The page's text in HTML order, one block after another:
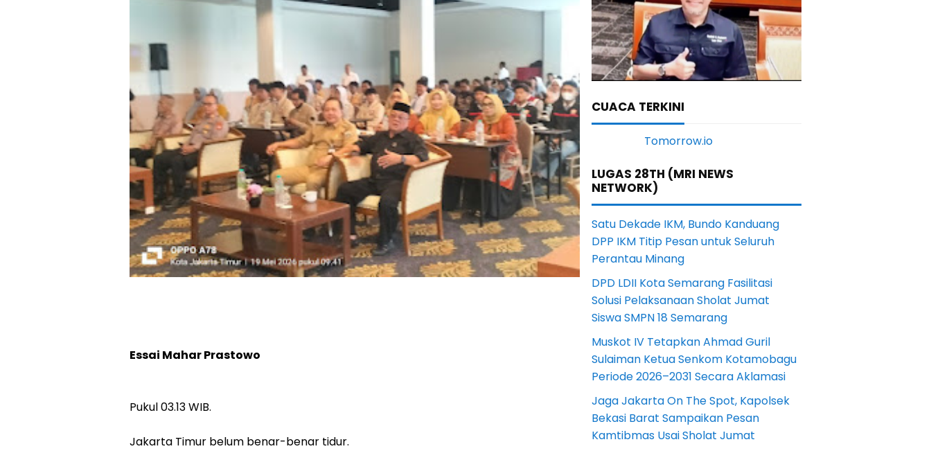
Essai Mahar Prastowo
Pukul 03.13 WIB.
Jakarta Timur belum benar-benar tidur.
CUACA TERKINI
LUGAS 28TH (MRI NEWS
NETWORK)
Satu Dekade IKM, Bundo Kanduang
DPP IKM Titip Pesan untuk Seluruh
Perantau Minang
DPD LDII Kota Semarang Fasilitasi
Solusi Pelaksanaan Sholat Jumat
Siswa SMPN 18 Semarang
Muskot IV Tetapkan Ahmad Guril
Sulaiman Ketua Senkom Kotamobagu
Periode 2026–2031 Secara Aklamasi
Jaga Jakarta On The Spot, Kapolsek
Bekasi Barat Sampaikan Pesan
Kamtibmas Usai Sholat Jumat